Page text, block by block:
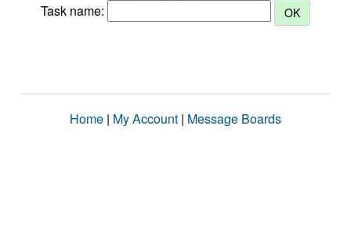
Task name:
Home | My Account | Message Boards